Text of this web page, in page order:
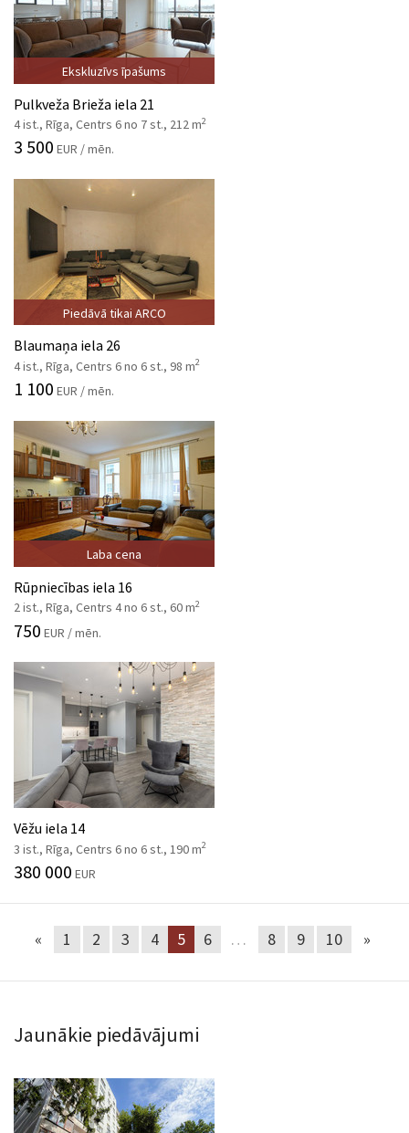
Ekskluzīvs īpašums
Pulkveža Brieža iela 21
4 ist., Rīga, Centrs 6 no 7 st., 212 m2
3 500 EUR / mēn.
Piedāvā tikai ARCO
Blaumaņa iela 26
4 ist., Rīga, Centrs 6 no 6 st., 98 m2
1 100 EUR / mēn.
Laba cena
Rūpniecības iela 16
2 ist., Rīga, Centrs 4 no 6 st., 60 m2
750 EUR / mēn.
Vēžu iela 14
3 ist., Rīga, Centrs 6 no 6 st., 190 m2
380 000 EUR
« 1 2 3 4 5 6 … 8 9 10 »
Jaunākie piedāvājumi